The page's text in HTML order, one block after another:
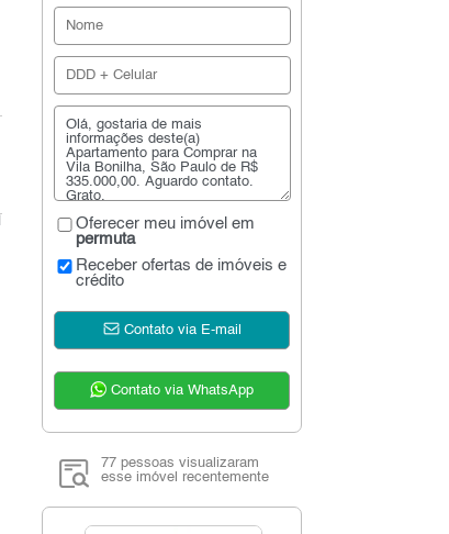
Oferecer meu imóvel em
permuta
Receber ofertas de imóveis e
crédito
Contato via E-mail
Contato via WhatsApp
77 pessoas visualizaram
esse imóvel recentemente